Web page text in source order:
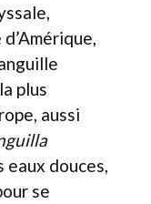
plus
aussi
douces,
se